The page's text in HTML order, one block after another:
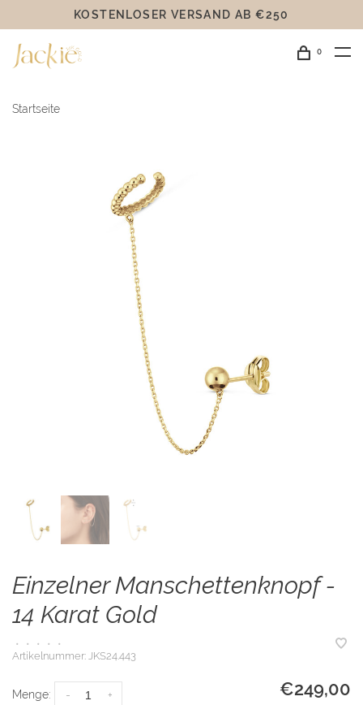
KOSTENLOSER VERSAND AB €250
0
Startseite
Einzelner Manschettenknopf -
14 Karat Gold
• • • •
•
Artikelnummer: JKS24.443
Menge: +
- €249,00